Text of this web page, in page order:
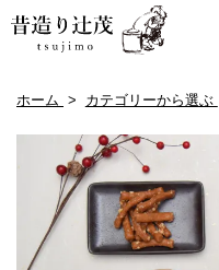
ホーム カテゴリーから選ぶ